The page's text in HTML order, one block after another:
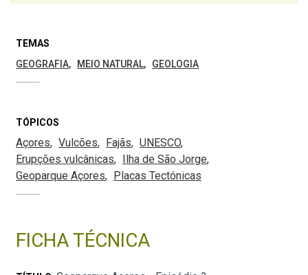
TEMAS
GEOGRAFIA
MEIO NATURAL GEOLOGIA
TÓPICOS
Açores Vulcões Fajãs
UNESCO
Erupções vulcânicas
Ilha de São Jorge
Geoparque Açores
Placas Tectónicas
FICHA TÉCNICA